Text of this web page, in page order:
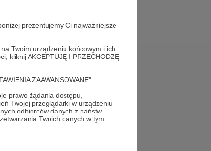
prezentujemy Ci najważniejsze
Twoim urządzeniu końcowym i ich
kliknij AKCEPTUJĘ I PRZECHODZĘ
ZAAWANSOWANE".
prawo żądania dostępu,
Twojej przeglądarki w urządzeniu
odbiorców danych z państw
Twoich danych w tym
FAQ
Kontakt z zespołem Patronite